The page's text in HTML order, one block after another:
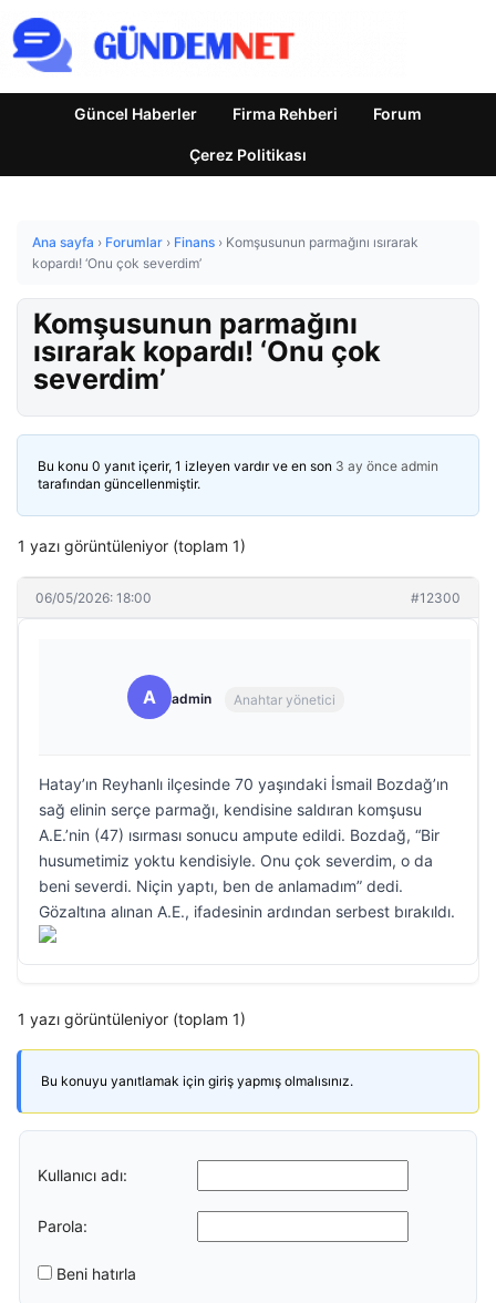
Güncel Haberler Firma Rehberi Forum
Çerez Politikası
Ana sayfa › Forumlar › Finans › Komşusunun parmağını ısırarak
kopardı! ‘Onu çok severdim’
Komşusunun parmağını
ısırarak kopardı! ‘Onu çok
severdim’
Bu konu 0 yanıt içerir, 1 izleyen vardır ve en son 3 ay önce admin
tarafından güncellenmiştir.
1 yazı görüntüleniyor (toplam 1)
06/05/2026: 18:00 #12300
A admin Anahtar yönetici
Hatay’ın Reyhanlı ilçesinde 70 yaşındaki İsmail Bozdağ’ın
sağ elinin serçe parmağı, kendisine saldıran komşusu
A.E.’nin (47) ısırması sonucu ampute edildi. Bozdağ, “Bir
husumetimiz yoktu kendisiyle. Onu çok severdim, o da
beni severdi. Niçin yaptı, ben de anlamadım” dedi.
Gözaltına alınan A.E., ifadesinin ardından serbest bırakıldı.
1 yazı görüntüleniyor (toplam 1)
Bu konuyu yanıtlamak için giriş yapmış olmalısınız.
Kullanıcı adı:
Parola:
Beni hatırla